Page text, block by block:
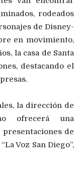
rodeados
de Disney-
en movimiento,
la casa de Santa
destacando el
la dirección de
ofrecerá una
de
Voz San Diego”,